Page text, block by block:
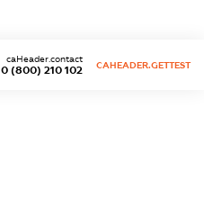
0 (800) 210 102
caHeader.contact
CAHEADER.GETTEST